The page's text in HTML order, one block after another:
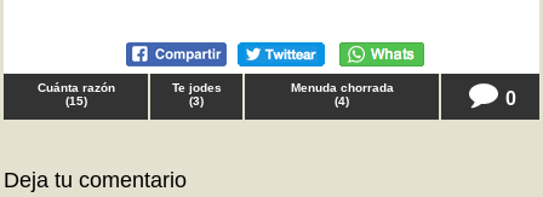
Cuánta razón
(15)
Te jodes
(3)
Menuda chorrada
(4) 0
Deja tu comentario